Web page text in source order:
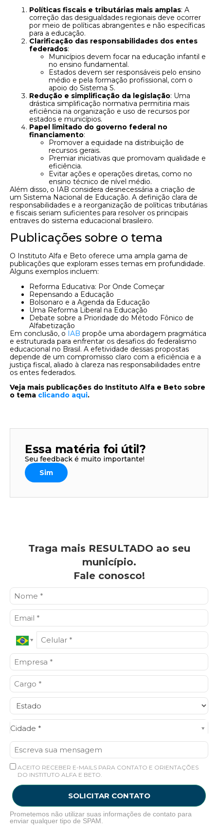
Políticas fiscais e tributárias mais amplas: A
correção das desigualdades regionais deve ocorrer
por meio de políticas abrangentes e não específicas
para a educação.
Clarificação das responsabilidades dos entes
federados:
Municípios devem focar na educação infantil e
no ensino fundamental.
Estados devem ser responsáveis pelo ensino
médio e pela formação profissional, com o
apoio do Sistema S.
Redução e simplificação da legislação: Uma
drástica simplificação normativa permitiria mais
eficiência na organização e uso de recursos por
estados e municípios.
Papel limitado do governo federal no
financiamento:
Promover a equidade na distribuição de
recursos gerais.
Premiar iniciativas que promovam qualidade e
eficiência.
Evitar ações e operações diretas, como no
ensino técnico de nível médio.
Além disso, o IAB considera desnecessária a criação de
um Sistema Nacional de Educação. A definição clara de
responsabilidades e a reorganização de políticas tributárias
e fiscais seriam suficientes para resolver os principais
entraves do sistema educacional brasileiro.
Publicações sobre o tema
O Instituto Alfa e Beto oferece uma ampla gama de
publicações que exploram esses temas em profundidade.
Alguns exemplos incluem:
Reforma Educativa: Por Onde Começar
Repensando a Educação
Bolsonaro e a Agenda da Educação
Uma Reforma Liberal na Educação
Debate sobre a Prioridade do Método Fônico de
Alfabetização
Em conclusão, o IAB propõe uma abordagem pragmática
e estruturada para enfrentar os desafios do federalismo
educacional no Brasil. A efetividade dessas propostas
depende de um compromisso claro com a eficiência e a
justiça fiscal, aliado à clareza nas responsabilidades entre
os entes federados.
Veja mais publicações do Instituto Alfa e Beto sobre
o tema clicando aqui.
Essa matéria foi útil?
Seu feedback é muito importante!
Sim
Traga mais RESULTADO ao seu
município.
Fale conosco!
Cidade *
Cidade*
ACEITO RECEBER E-MAILS PARA CONTATO E ORIENTAÇÕES
DO INSTITUTO ALFA E BETO.
SOLICITAR CONTATO
Prometemos não utilizar suas informações de contato para
enviar qualquer tipo de SPAM.